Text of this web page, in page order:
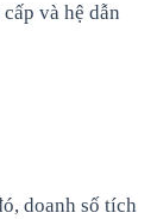
và hệ dẫn
doanh số tích